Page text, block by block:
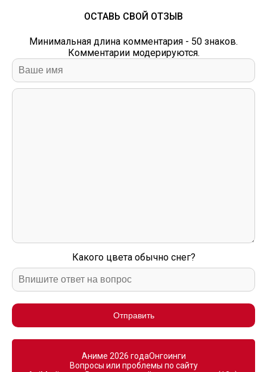
ОСТАВЬ СВОЙ ОТЗЫВ
Минимальная длина комментария - 50 знаков.
Комментарии модерируются.
Какого цвета обычно снег?
Отправить
Аниме 2026 годаОнгоинги
Вопросы или проблемы по сайту